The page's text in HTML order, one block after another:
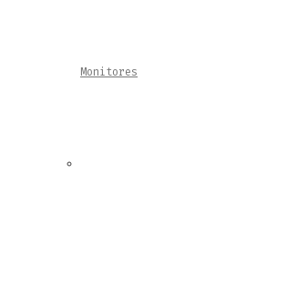
Monitores